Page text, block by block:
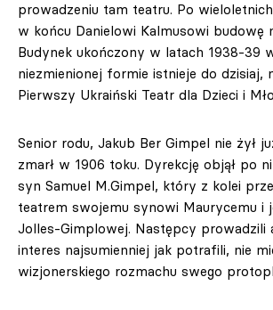
prowadzeniu tam teatru. Po
w końcu Danielowi Kalmusowi budowę
Budynek ukończony w latach 1938-39
niezmienionej formie istnieje do dzisiaj,
Pierwszy Ukraiński Teatr dla Dzieci i
Senior rodu, Jakub Ber Gimpel nie żył
zmarł w 1906 toku. Dyrekcję objął po
syn Samuel M.Gimpel, który z kolei
teatrem swojemu synowi Maurycemu i
Jolles-Gimplowej. Następcy prowadzili
interes najsumienniej jak potrafili, nie
wizjonerskiego rozmachu swego